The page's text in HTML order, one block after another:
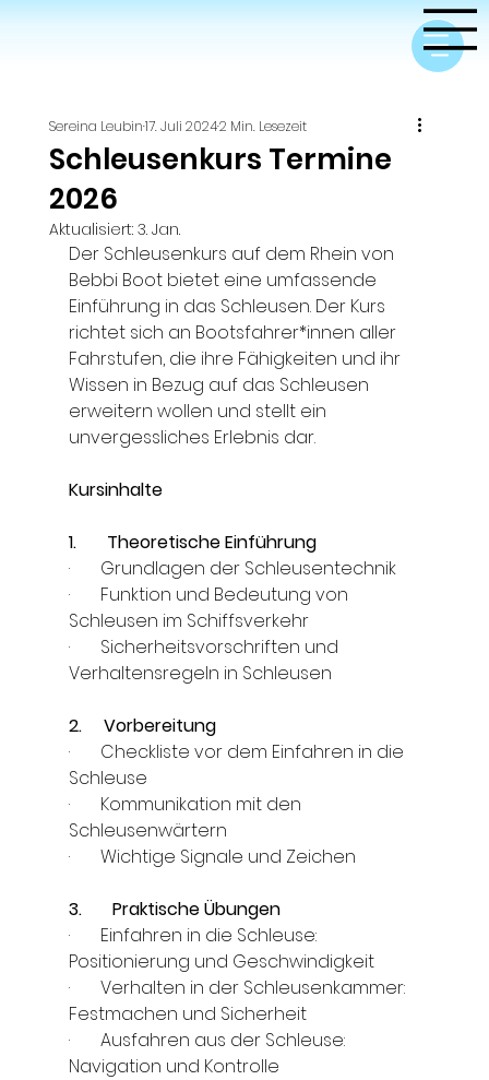
Schleusenkurs Termine
2026
Sereina Leubin17. Juli 20242 Min. Lesezeit
Aktualisiert: 3. Jan.
Der Schleusenkurs auf dem Rhein von
Bebbi Boot bietet eine umfassende
Einführung in das Schleusen. Der Kurs
richtet sich an Bootsfahrer*innen aller
Fahrstufen, die ihre Fähigkeiten und ihr
Wissen in Bezug auf das Schleusen
erweitern wollen und stellt ein
unvergessliches Erlebnis dar.
Kursinhalte
1.       Theoretische Einführung
·       Grundlagen der Schleusentechnik
·       Funktion und Bedeutung von
Schleusen im Schiffsverkehr
·       Sicherheitsvorschriften und
Verhaltensregeln in Schleusen
2.     Vorbereitung
·       Checkliste vor dem Einfahren in die
Schleuse
·       Kommunikation mit den
Schleusenwärtern
·       Wichtige Signale und Zeichen
3.       Praktische Übungen
·       Einfahren in die Schleuse:
Positionierung und Geschwindigkeit
·       Verhalten in der Schleusenkammer:
Festmachen und Sicherheit
·       Ausfahren aus der Schleuse:
Navigation und Kontrolle